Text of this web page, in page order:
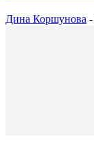
Дина Коршунова -